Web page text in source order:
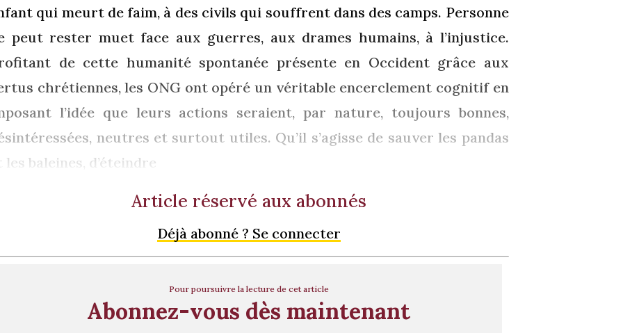
qui meurt de faim, à des civils qui souffrent dans des camps. Personne
peut rester muet face aux guerres, aux drames humains, à l’injustice.
de cette humanité spontanée présente en Occident grâce aux
chrétiennes, les ONG ont opéré un véritable encerclement cognitif en
l’idée que leurs actions seraient, par nature, toujours bonnes,
neutres et surtout utiles. Qu’il s’agisse de sauver les pandas
les baleines, d’éteindre
Article réservé aux abonnés
Déjà abonné ? Se connecter
Pour poursuivre la lecture de cet article
Abonnez-vous dès maintenant